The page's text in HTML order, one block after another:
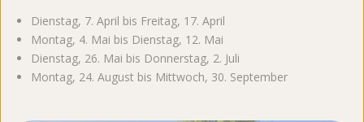
Dienstag, 7. April bis Freitag, 17. April
Montag, 4. Mai bis Dienstag, 12. Mai
Dienstag, 26. Mai bis Donnerstag, 2. Juli
Montag, 24. August bis Mittwoch, 30. September